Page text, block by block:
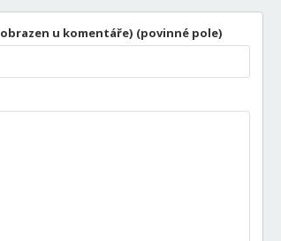
u komentáře) (povinné pole)